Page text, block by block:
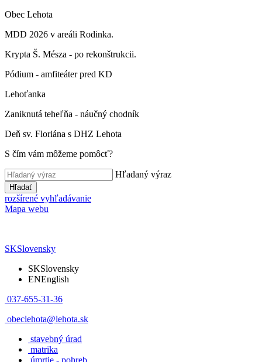
Obec Lehota
MDD 2026 v areáli Rodinka.
Krypta Š. Mésza - po rekonštrukcii.
Pódium - amfiteáter pred KD
Lehoťanka
Zaniknutá teheľňa - náučný chodník
Deň sv. Floriána s DHZ Lehota
S čím vám môžeme pomôcť?
Hľadaný výraz
Hľadať
rozšírené vyhľadávanie
Mapa webu
SKSlovensky
SKSlovensky
ENEnglish
037-655-31-36
obeclehota@lehota.sk
stavebný úrad
matrika
úmrtie - pohreb